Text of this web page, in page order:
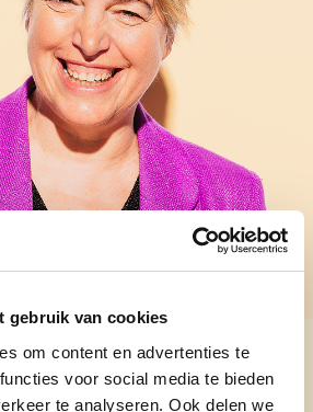
gebruik van cookies
om content en advertenties te
voor social media te bieden
te analyseren. Ook delen we